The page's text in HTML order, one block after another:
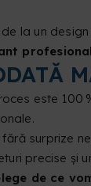
la un
este 100
surprize
precise
de ce